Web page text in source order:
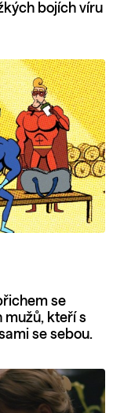
bojích víru
se
mužů, kteří s
se sebou.